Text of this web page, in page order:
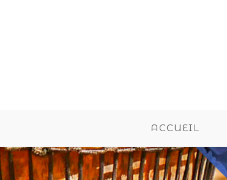
ACCUEIL